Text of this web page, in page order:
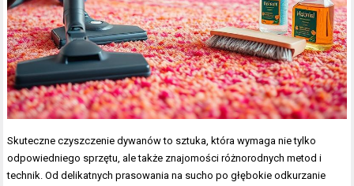
Skuteczne czyszczenie dywanów to sztuka, która wymaga nie tylko
odpowiedniego sprzętu, ale także znajomości różnorodnych metod i
technik. Od delikatnych prasowania na sucho po głębokie odkurzanie